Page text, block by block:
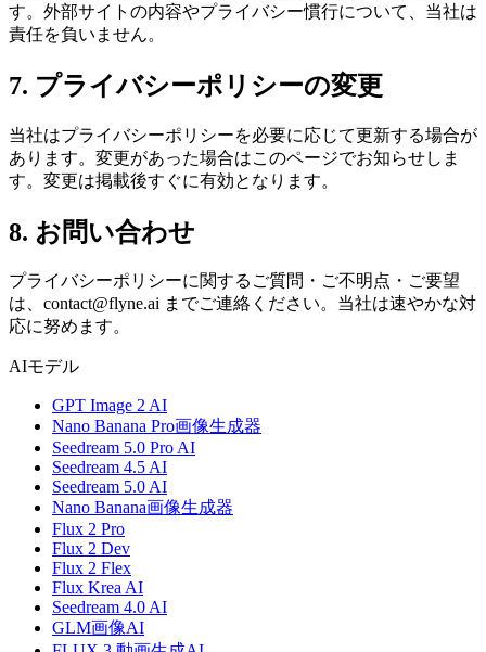
す。外部サイトの内容やプライバシー慣行について、当社は
責任を負いません。
7. プライバシーポリシーの変更
当社はプライバシーポリシーを必要に応じて更新する場合が
あります。変更があった場合はこのページでお知らせしま
す。変更は掲載後すぐに有効となります。
8. お問い合わせ
プライバシーポリシーに関するご質問・ご不明点・ご要望
は、 contact@flyne.ai までご連絡ください。当社は速やかな対
応に努めます。
AIモデル
GPT Image 2 AI
Nano Banana Pro画像生成器
Seedream 5.0 Pro AI
Seedream 4.5 AI
Seedream 5.0 AI
Nano Banana画像生成器
Flux 2 Pro
Flux 2 Dev
Flux 2 Flex
Flux Krea AI
Seedream 4.0 AI
GLM画像AI